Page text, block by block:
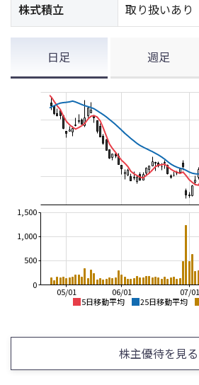
株式積立 取り扱いあり
日足 週足
5日移動平均 25日移動平均
07/01
06/01
05/01
0
500
1,000
1,500
株主優待を見る